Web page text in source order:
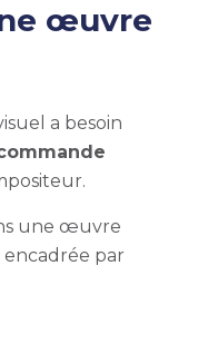
œuvre
a besoin
une œuvre
encadrée par